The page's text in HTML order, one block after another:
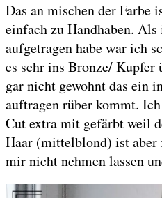
Das an mischen der Farbe
einfach zu Handhaben.
aufgetragen habe war ich
es sehr ins Bronze/ Kupfer
gar nicht gewohnt das ein
auftragen rüber kommt.
Cut extra mit gefärbt weil
Haar (mittelblond) ist aber
mir nicht nehmen lassen